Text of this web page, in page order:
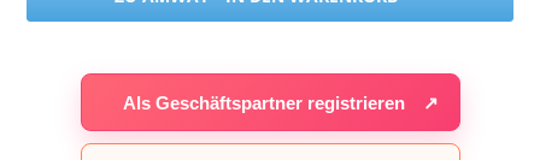
Als Geschäftspartner registrieren ↗